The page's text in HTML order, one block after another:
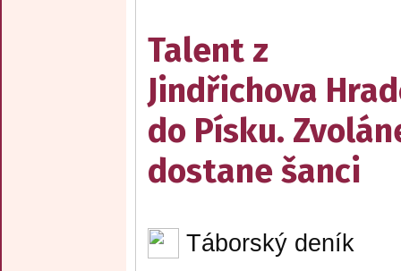
Talent z
Jindřichova
do Písku.
dostane šanci
Táborský deník